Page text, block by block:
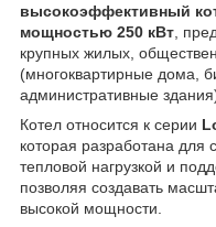
высокоэффективный
мощностью 250 кВт ,
крупных жилых,
(многоквартирные дома,
административные
Котел относится к серии
которая разработана для
тепловой нагрузкой и
позволяя создавать
высокой мощности.